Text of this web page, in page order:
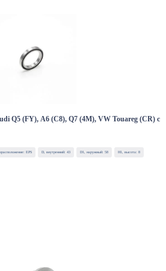
Q5 (FY), A6 (C8), Q7 (4M), VW Touareg (CR) с
EPS D, внутренний: 43 D1, наружный: 58 H1, высота: 8